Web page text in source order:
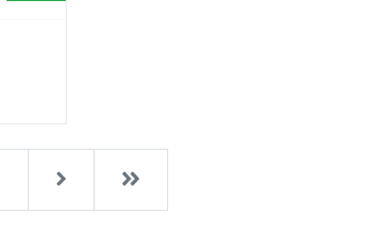
Next